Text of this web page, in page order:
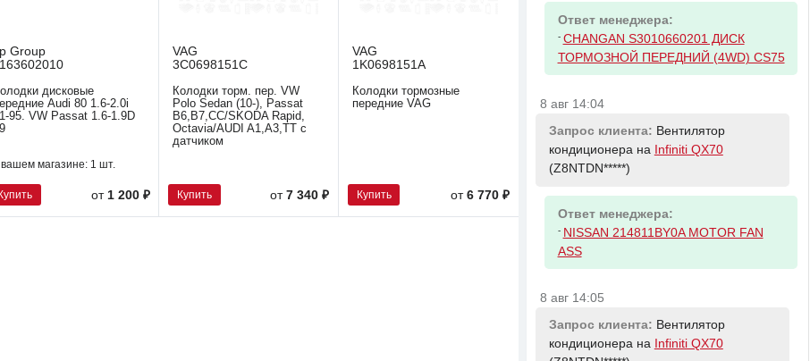
Group
дисковые
Audi 80 1.6-2.0i
95. VW Passat 1.6-1.9D
вашем магазине: 1 шт.
от 1 200 ₽
VAG
3C0698151C
Колодки торм. пер. VW
Polo Sedan (10-), Passat
B6,B7,CC/SKODA Rapid,
Octavia/AUDI A1,A3,TT с
датчиком
Купить от7 340 ₽
VAG
1K0698151A
Колодки тормозные
передние VAG
Купить от 6 770 ₽
Ответ менеджера:
- CHANGAN S3010660201 ДИСК
ТОРМОЗНОЙ ПЕРЕДНИЙ (4WD) CS75
8 авг 14:04
Запрос клиента: Вентилятор
кондиционера на Infiniti QX70
(Z8NTDN*****)
Ответ менеджера:
- NISSAN 214811BY0A MOTOR FAN
ASS
8 авг 14:05
Запрос клиента: Вентилятор
кондиционера на Infiniti QX70